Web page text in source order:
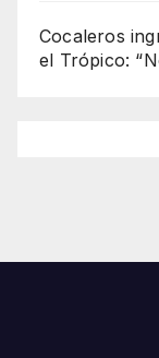
Cocaleros
el Trópico: